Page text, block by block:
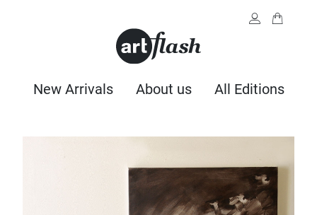
New Arrivals About us All Editions